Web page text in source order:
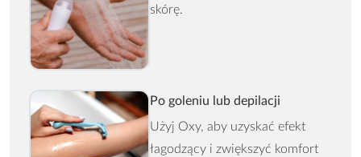
skórę.
Po goleniu lub depilacji
Użyj Oxy, aby uzyskać efekt
łagodzący i zwiększyć komfort